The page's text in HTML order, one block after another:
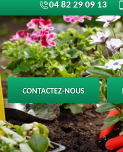
04 82 29 09 13
CONTACTEZ-NOUS